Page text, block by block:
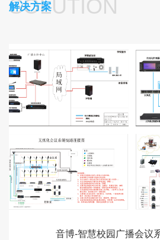
SOLUTION
解决方案
音博-智慧校园广播会议